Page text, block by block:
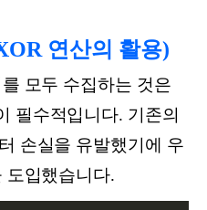
연산의 활용)
모두 수집하는 것은
필수적입니다. 기존의
손실을 유발했기에 우
도입했습니다.